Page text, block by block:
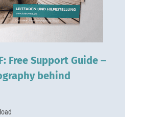
Free Support Guide –
behind